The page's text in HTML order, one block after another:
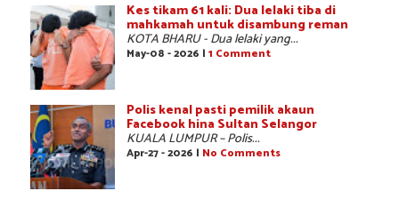
Kes tikam 61 kali: Dua lelaki tiba di
mahkamah untuk disambung reman
KOTA BHARU - Dua lelaki yang...
May-08 - 2026 | 1 Comment
Polis kenal pasti pemilik akaun
Facebook hina Sultan Selangor
KUALA LUMPUR – Polis...
Apr-27 - 2026 | No Comments